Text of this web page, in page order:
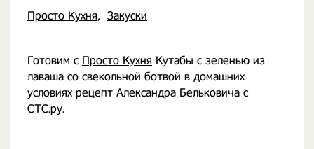
Просто Кухня Закуски
Готовим с Просто Кухня Кутабы с зеленью из
лаваша со свекольной ботвой в домашних
условиях рецепт Александра Бельковича с
СТС.ру.